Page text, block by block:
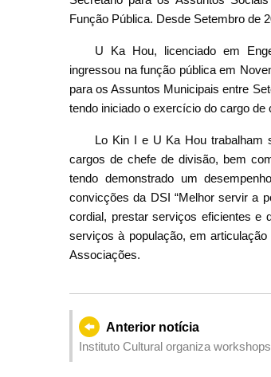
Função Pública. Desde Setembro de
U Ka Hou, licenciado em
ingressou na função pública em
para os Assuntos Municipais entre
tendo iniciado o exercício do cargo
Lo Kin I e U Ka Hou trabalham
cargos de chefe de divisão, bem
tendo demonstrado um
convicções da DSI “Melhor servir a
cordial, prestar serviços eficientes e
serviços à população, em
Associações.
Anterior notícia
Instituto Cultural organiza